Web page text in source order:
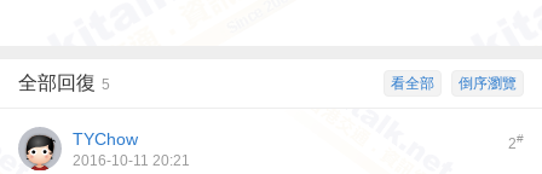
倒序瀏覽
看全部
全部回復 5
2#
TYChow
2016-10-11 20:21